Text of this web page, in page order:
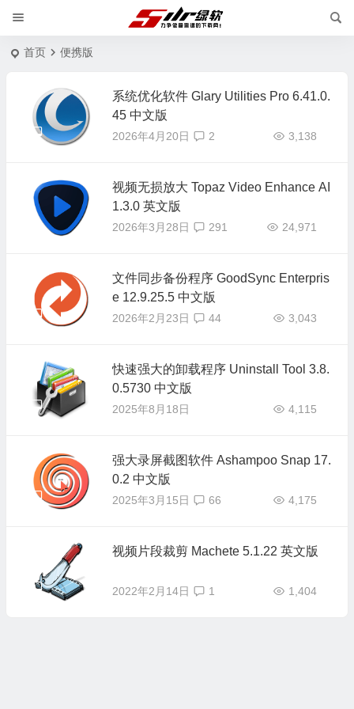
首页 便携版
系统优化软件 Glary Utilities Pro 6.41.0.
45 中文版
2026年4月20日 3,138
2
视频无损放大 Topaz Video Enhance AI
1.3.0 英文版
2026年3月28日 24,971
291
文件同步备份程序 GoodSync Enterpris
e 12.9.25.5 中文版
2026年2月23日 3,043
44
快速强大的卸载程序 Uninstall Tool 3.8.
0.5730 中文版
2025年8月18日 4,115
强大录屏截图软件 Ashampoo Snap 17.
0.2 中文版
2025年3月15日 4,175
66
视频片段裁剪 Machete 5.1.22 英文版
2022年2月14日 1,404
1